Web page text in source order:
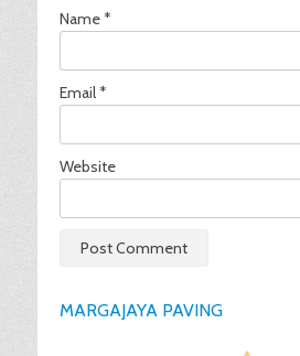
Name*
Email*
Website
MARGAJAYA PAVING